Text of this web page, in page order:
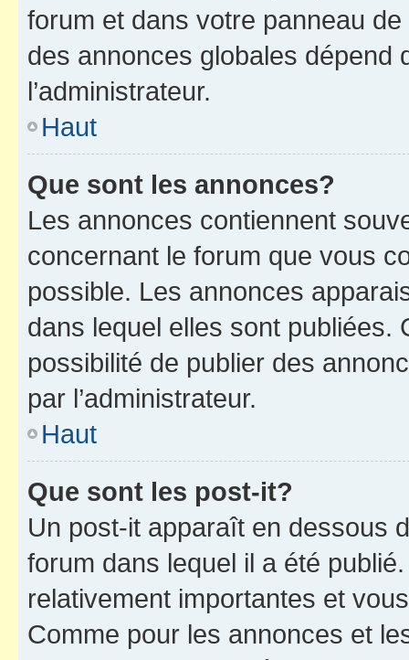
forum et dans votre panneau
des annonces globales dépend
l’administrateur.
Haut
Que sont les annonces?
Les annonces contiennent
concernant le forum que vous
possible. Les annonces
dans lequel elles sont publiées.
possibilité de publier des
par l’administrateur.
Haut
Que sont les post-it?
Un post-it apparaît en dessous
forum dans lequel il a été
relativement importantes et
Comme pour les annonces et